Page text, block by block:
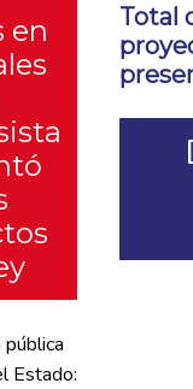
en
Estado:
Total